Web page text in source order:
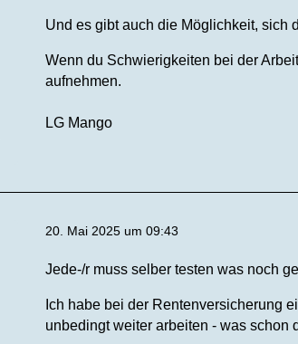
Und es gibt auch die Möglichkeit, sich
Wenn du Schwierigkeiten bei der
aufnehmen.
LG Mango
20. Mai 2025 um 09:43
Jede-/r muss selber testen was noch
Ich habe bei der Rentenversicherung
unbedingt weiter arbeiten - was schon